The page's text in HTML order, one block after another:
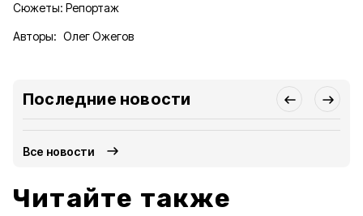
Сюжеты: Репортаж
Авторы: Олег Ожегов
Последние новости
Все новости
Читайте также